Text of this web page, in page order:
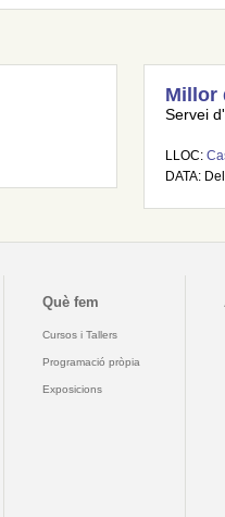
Millor
Servei
LLOC:
DATA:
Què fem
Cursos i Tallers
Programació pròpia
Exposicions